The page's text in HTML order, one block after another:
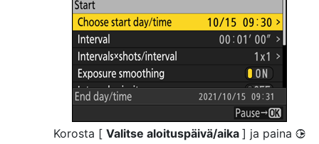
Korosta [ Valitse aloituspäivä/aika ] ja paina 2